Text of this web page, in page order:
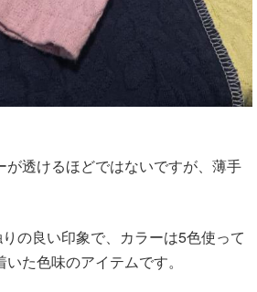
が透けるほどではないですが、薄手
の良い印象で、カラーは5色使って
た色味のアイテムです。